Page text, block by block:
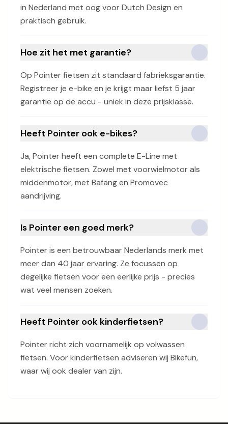
in Nederland met oog voor Dutch Design en
praktisch gebruik.
Hoe zit het met garantie?
Op Pointer fietsen zit standaard fabrieksgarantie.
Registreer je e-bike en je krijgt maar liefst 5 jaar
garantie op de accu - uniek in deze prijsklasse.
Heeft Pointer ook e-bikes?
Ja, Pointer heeft een complete E-Line met
elektrische fietsen. Zowel met voorwielmotor als
middenmotor, met Bafang en Promovec
aandrijving.
Is Pointer een goed merk?
Pointer is een betrouwbaar Nederlands merk met
meer dan 40 jaar ervaring. Ze focussen op
degelijke fietsen voor een eerlijke prijs - precies
wat veel mensen zoeken.
Heeft Pointer ook kinderfietsen?
Pointer richt zich voornamelijk op volwassen
fietsen. Voor kinderfietsen adviseren wij Bikefun,
waar wij ook dealer van zijn.